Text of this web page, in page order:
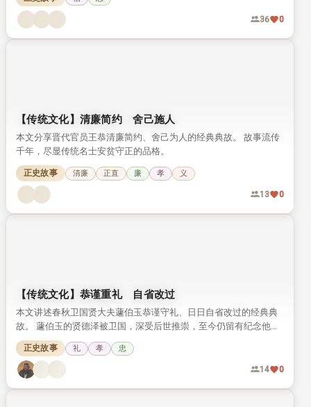
36 0
【传统文化】清廉简约 舍己施人
本文分享晋代官员王恭清廉简约、舍己为人的经典典故。 故事流传
千年，尽显传统名士安贫守正的品格。
正史故事 清廉 正直 廉 孝 义
13 0
【传统文化】恭谨重礼 自省改过
本文讲述春秋卫国贤大夫蘧伯玉恭谨守礼、日日自省改过的经典典
故。 蘧伯玉的贤德泽被卫国，深受后世推崇，至今仍留有纪念他的
相关遗迹。
正史故事 礼 孝 忠
14 0